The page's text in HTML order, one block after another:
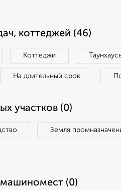
коттеджей (46)
Коттеджи
На длительный срок
участков (0)
Земля
(0)